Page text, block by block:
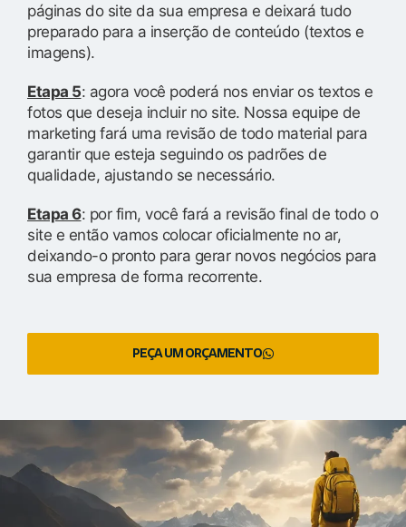
páginas do site da sua empresa e deixará tudo
preparado para a inserção de conteúdo (textos e
imagens).
Etapa 5: agora você poderá nos enviar os textos e
fotos que deseja incluir no site. Nossa equipe de
marketing fará uma revisão de todo material para
garantir que esteja seguindo os padrões de
qualidade, ajustando se necessário.
Etapa 6: por fim, você fará a revisão final de todo o
site e então vamos colocar oficialmente no ar,
deixando-o pronto para gerar novos negócios para
sua empresa de forma recorrente.
PEÇA UM ORÇAMENTO